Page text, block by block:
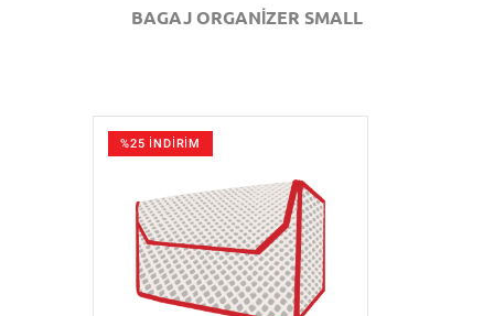
BAGAJ ORGANİZER SMALL
%25 İNDİRİM
GÖZAT